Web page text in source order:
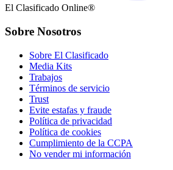
El Clasificado Online®
Sobre Nosotros
Sobre El Clasificado
Media Kits
Trabajos
Términos de servicio
Trust
Evite estafas y fraude
Política de privacidad
Política de cookies
Cumplimiento de la CCPA
No vender mi información